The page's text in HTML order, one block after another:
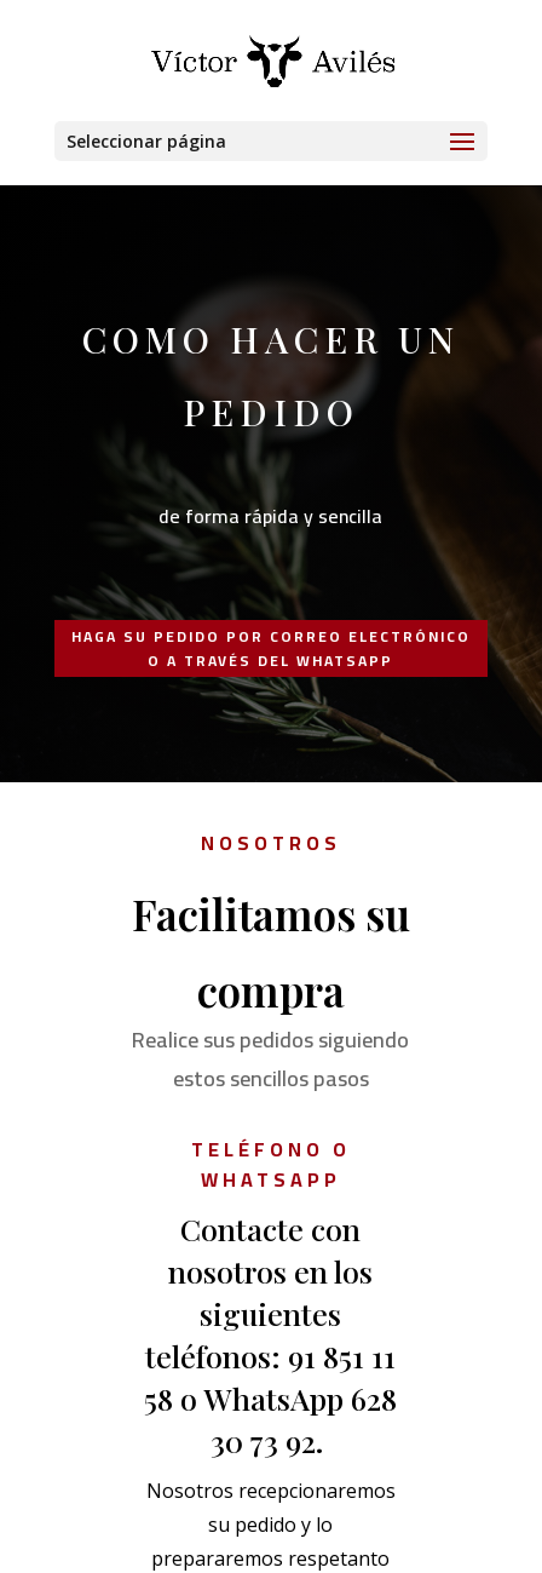
Seleccionar página
COMO HACER UN
PEDIDO
de forma rápida y sencilla
HAGA SU PEDIDO POR CORREO ELECTRÓNICO
O A TRAVÉS DEL WHATSAPP
NOSOTROS
Facilitamos su
compra
Realice sus pedidos siguiendo
estos sencillos pasos
TELÉFONO O
WHATSAPP
Contacte con
nosotros en los
siguientes
teléfonos: 91 851 11
58 o WhatsApp 628
30 73 92.
Nosotros recepcionaremos
su pedido y lo
prepararemos respetanto